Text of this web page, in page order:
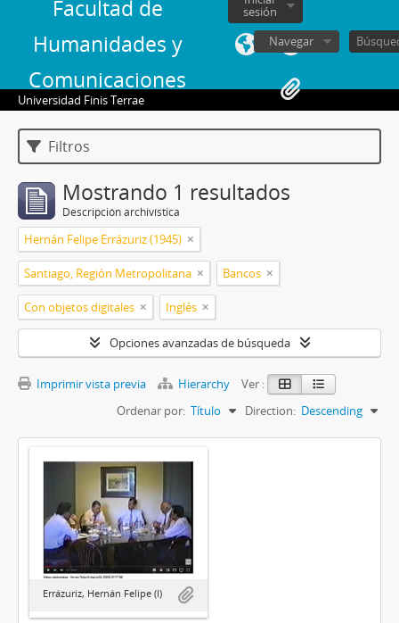
Facultad de
Humanidades y
Comunicaciones
sesión
Navegar
Universidad Finis Terrae
Filtros
Mostrando 1 resultados
Descripción archivística
Hernán Felipe Errázuriz (1945)
Santiago, Región Metropolitana Bancos
Con objetos digitales Inglés
Opciones avanzadas de búsqueda
Imprimir vista previa Hierarchy
Ver :
Ordenar por: Título Direction: Descending
Errázuriz, Hernán Felipe (I)